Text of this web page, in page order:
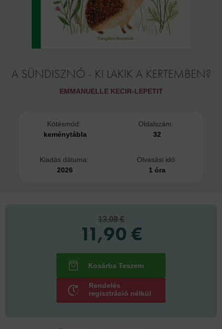
A SÜNDISZNÓ - KI LAKIK A KERTEMBEN?
EMMANUELLE KECIR-LEPETIT
Kötésmód:
keménytábla
Oldalszám:
32
Kiadás dátuma:
2026
Olvasási idő:
1 óra
13,09 €
11,90 €
Rendelés
regisztráció nélkül